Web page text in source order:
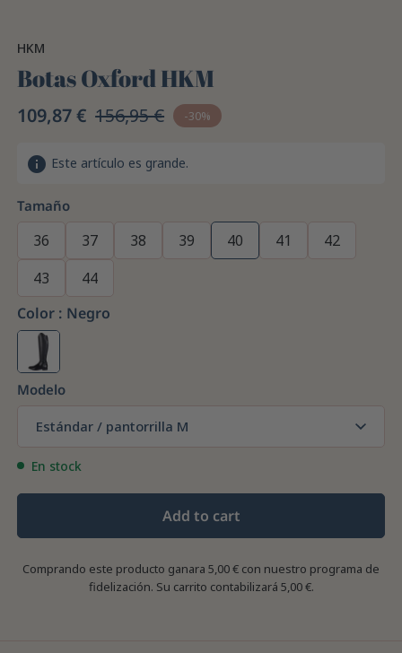
HKM
Botas Oxford HKM
109,87 € 156,95 € -30%
info Este artículo es grande.
Tamaño
36 37 38 39 40 41
42
43
44
Color : Negro
Modelo
Estándar / pantorrilla M
En stock
Add to cart
Comprando este producto ganara 5,00 € con nuestro programa de
fidelización. Su carrito contabilizará 5,00 €.